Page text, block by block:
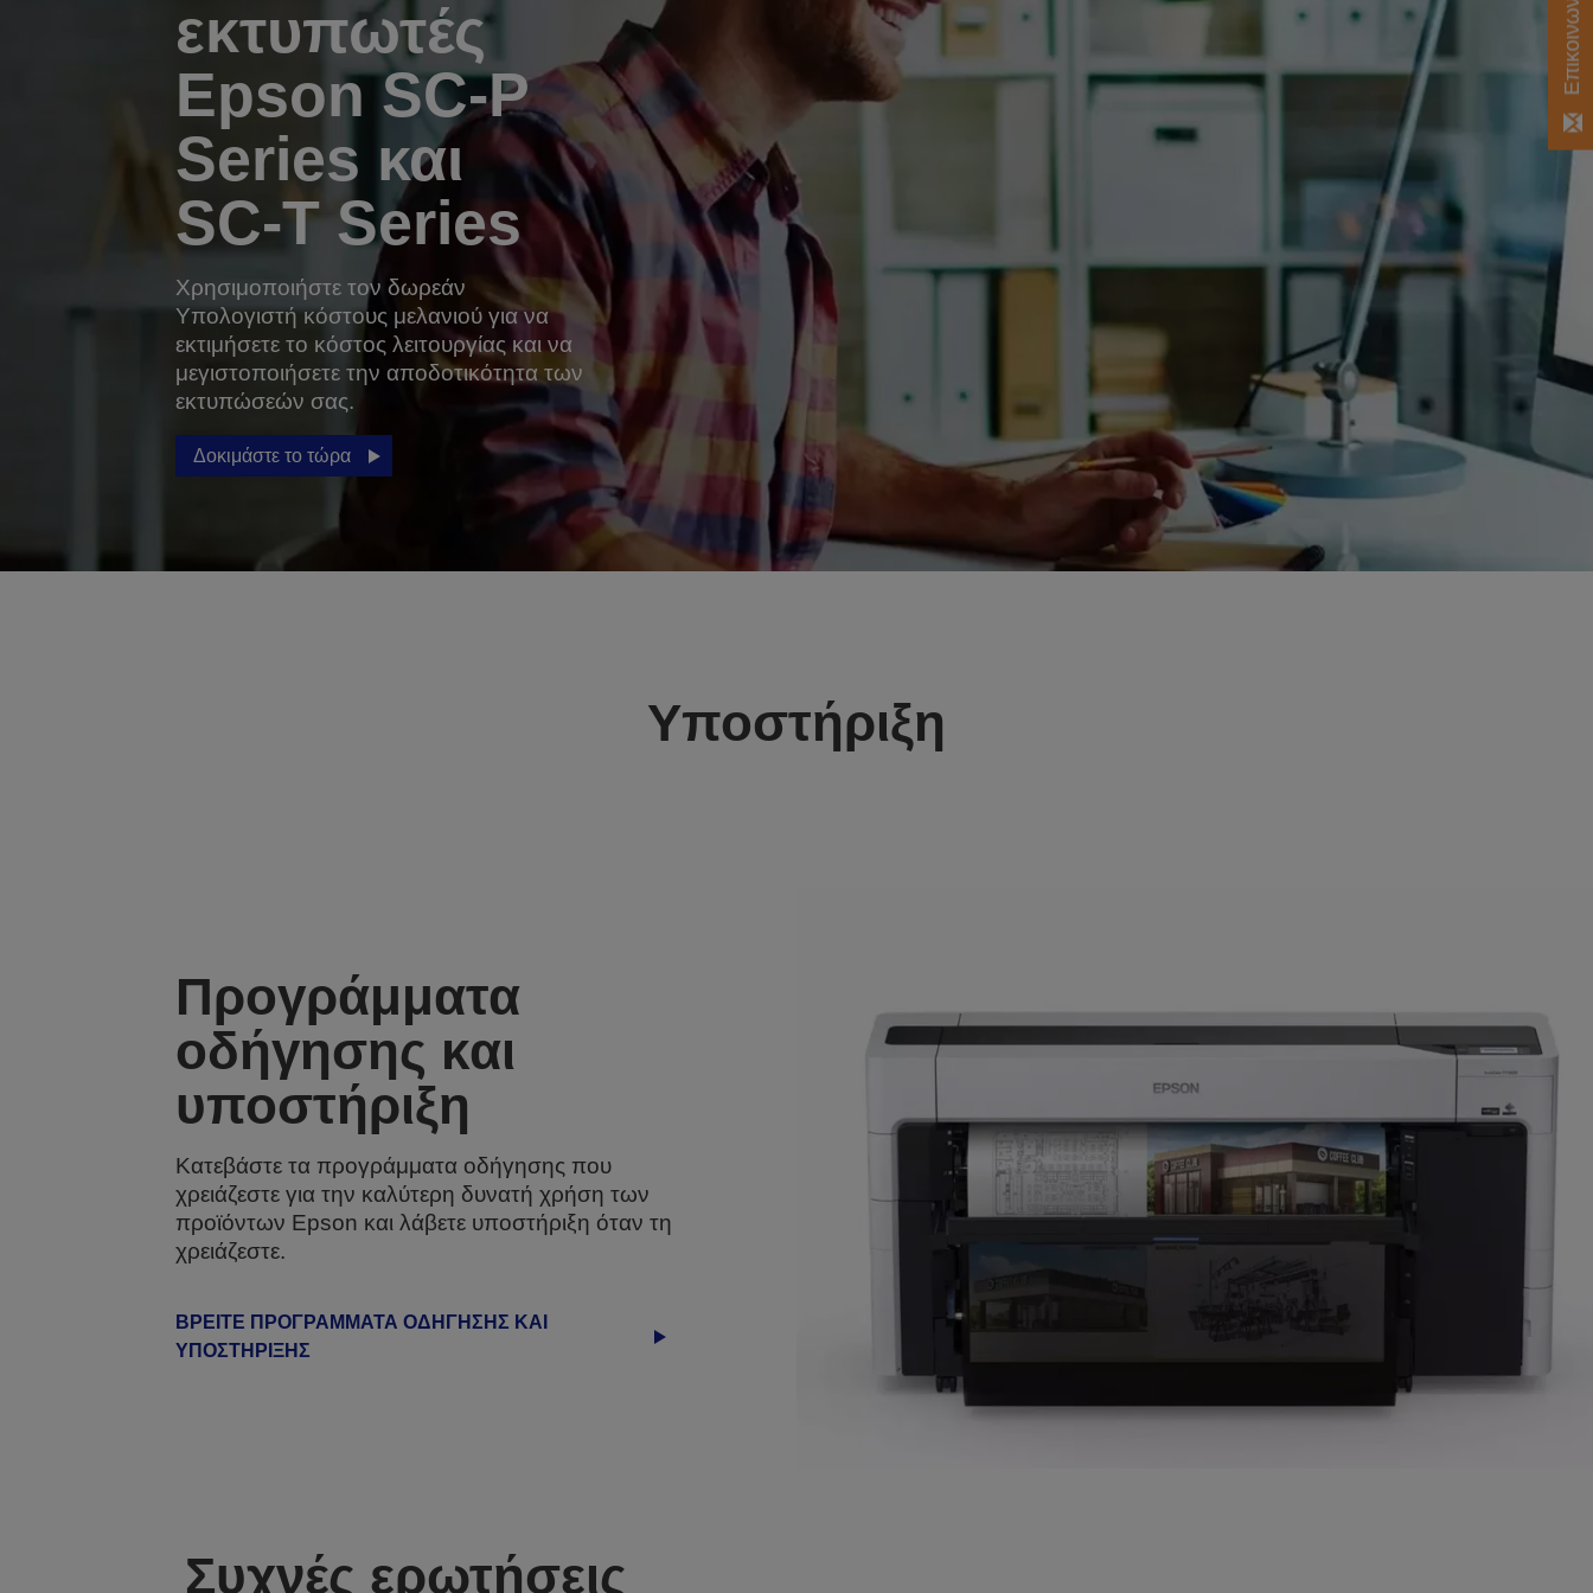
εκτυπωτές
Epson SC-P
Series και
SC-T Series
Χρησιμοποιήστε τον δωρεάν
Υπολογιστή κόστους μελανιού για να
εκτιμήσετε το κόστος λειτουργίας και να
μεγιστοποιήσετε την αποδοτικότητα των
εκτυπώσεών σας.
Δοκιμάστε το τώρα
Υποστήριξη
Προγράμματα
οδήγησης και
υποστήριξη
Κατεβάστε τα προγράμματα οδήγησης που
χρειάζεστε για την καλύτερη δυνατή χρήση των
προϊόντων Epson και λάβετε υποστήριξη όταν τη
χρειάζεστε.
ΒΡΕΊΤΕ ΠΡΟΓΡΆΜΜΑΤΑ ΟΔΉΓΗΣΗΣ ΚΑΙ
ΥΠΟΣΤΉΡΙΞΗΣ
Συχνές ερωτήσεις